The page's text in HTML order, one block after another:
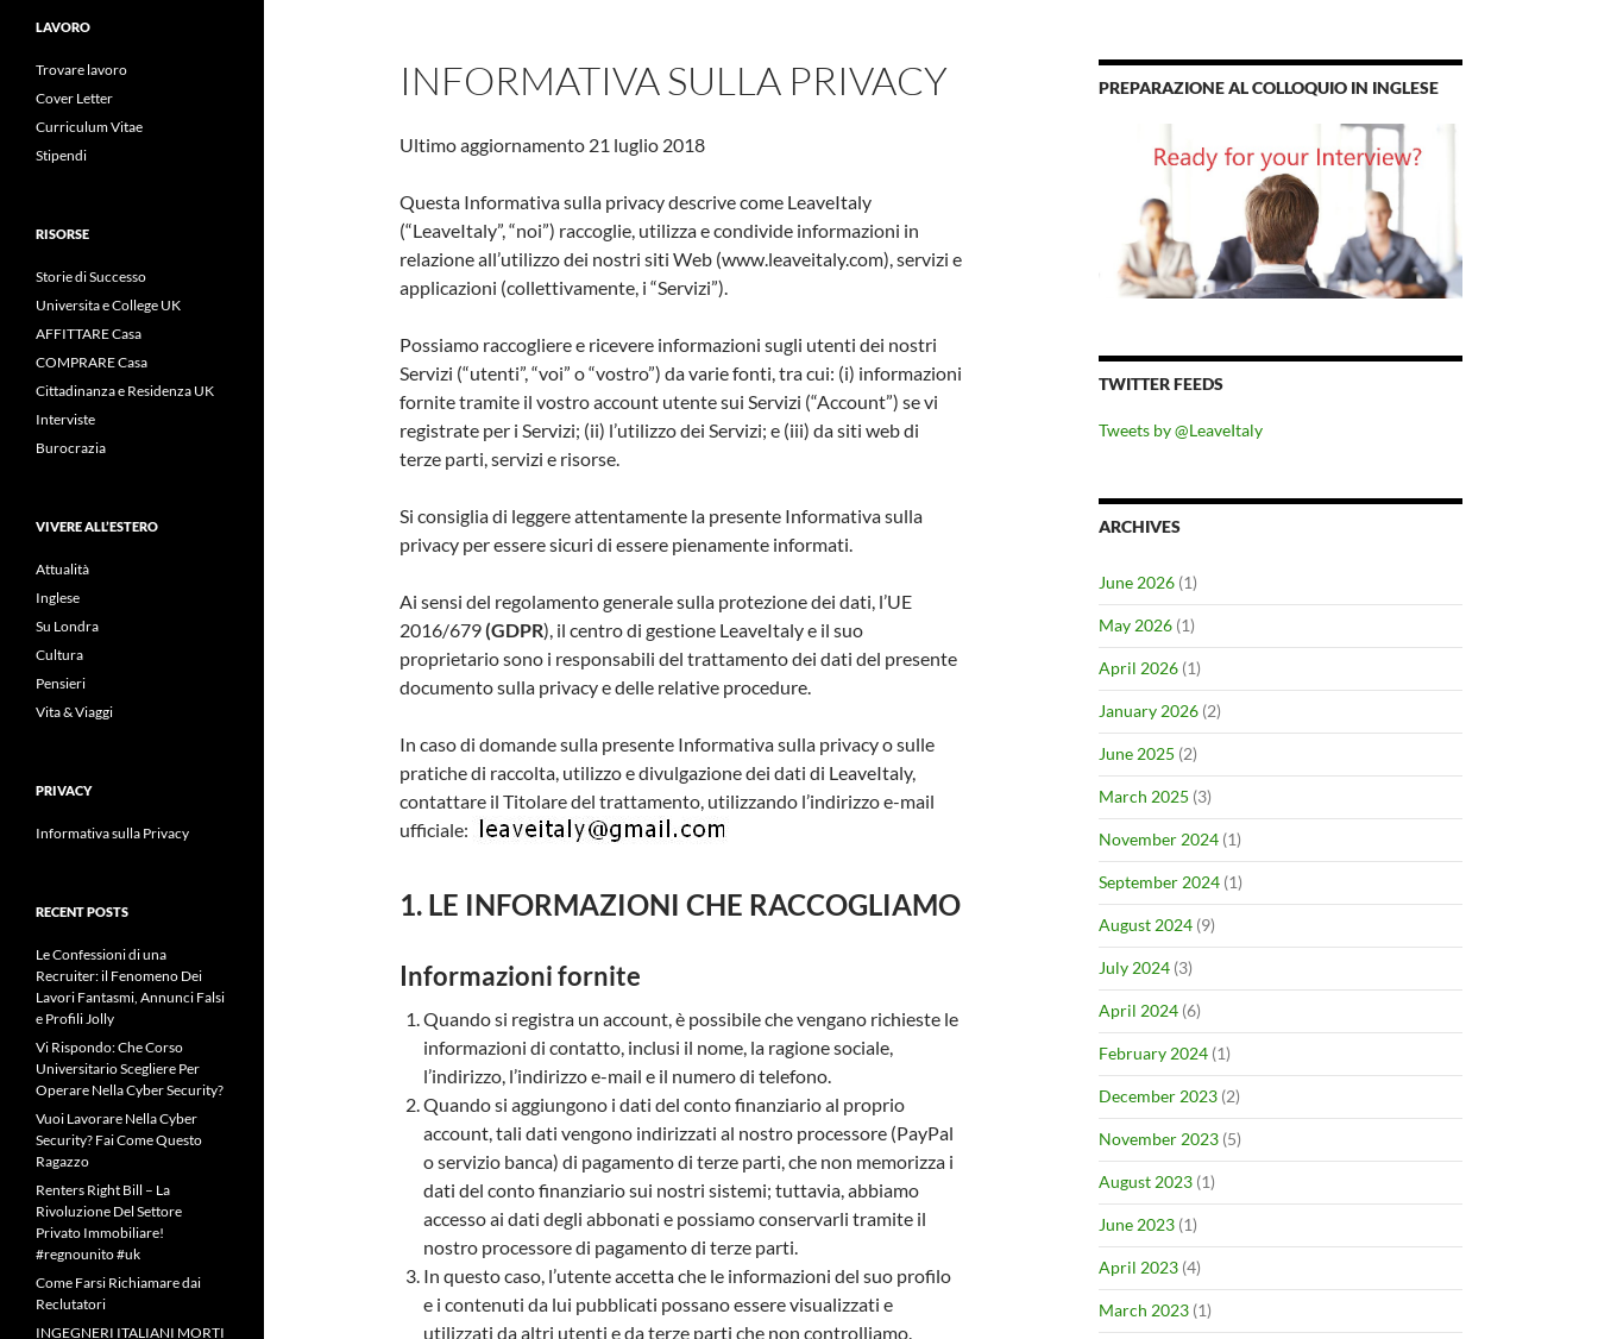
INFORMATIVA SULLA PRIVACY
Ultimo aggiornamento 21 luglio 2018
Questa Informativa sulla privacy descrive come LeaveItaly
(“LeaveItaly”, “noi”) raccoglie, utilizza e condivide informazioni in
relazione all’utilizzo dei nostri siti Web (www.leaveitaly.com), servizi e
applicazioni (collettivamente, i “Servizi”).
Possiamo raccogliere e ricevere informazioni sugli utenti dei nostri
Servizi (“utenti”, “voi” o “vostro”) da varie fonti, tra cui: (i) informazioni
fornite tramite il vostro account utente sui Servizi (“Account”) se vi
registrate per i Servizi; (ii) l’utilizzo dei Servizi; e (iii) da siti web di
terze parti, servizi e risorse.
Si consiglia di leggere attentamente la presente Informativa sulla
privacy per essere sicuri di essere pienamente informati.
Ai sensi del regolamento generale sulla protezione dei dati, l’UE
2016/679(GDPR), il centro di gestione LeaveItaly e il suo
proprietario sono i responsabili del trattamento dei dati del presente
documento sulla privacy e delle relative procedure.
In caso di domande sulla presente Informativa sulla privacy o sulle
pratiche di raccolta, utilizzo e divulgazione dei dati di LeaveItaly,
contattare il Titolare del trattamento, utilizzando l’indirizzo e-mail
ufficiale:
1. LE INFORMAZIONI CHE RACCOGLIAMO
Informazioni fornite
Quando si registra un account, è possibile che vengano richieste le
informazioni di contatto, inclusi il nome, la ragione sociale,
l’indirizzo, l’indirizzo e-mail e il numero di telefono.
Quando si aggiungono i dati del conto finanziario al proprio
account, tali dati vengono indirizzati al nostro processore (PayPal
o servizio banca) di pagamento di terze parti, che non memorizza i
dati del conto finanziario sui nostri sistemi; tuttavia, abbiamo
accesso ai dati degli abbonati e possiamo conservarli tramite il
nostro processore di pagamento di terze parti.
In questo caso, l’utente accetta che le informazioni del suo profilo
e i contenuti da lui pubblicati possano essere visualizzati e
utilizzati da altri utenti e da terze parti che non controlliamo.
PREPARAZIONE AL COLLOQUIO IN INGLESE
TWITTER FEEDS
Tweets by @LeaveItaly
ARCHIVES
June 2026 (1)
May 2026 (1)
April 2026 (1)
January 2026 (2)
June 2025 (2)
March 2025 (3)
November 2024 (1)
September 2024 (1)
August 2024 (9)
July 2024 (3)
April 2024 (6)
February 2024 (1)
December 2023 (2)
November 2023 (5)
August 2023 (1)
June 2023 (1)
April 2023 (4)
March 2023 (1)
LAVORO
Trovare lavoro
Cover Letter
Curriculum Vitae
Stipendi
RISORSE
Storie di Successo
Universita e College UK
AFFITTARE Casa
COMPRARE Casa
Cittadinanza e Residenza UK
Interviste
Burocrazia
VIVERE ALL’ESTERO
Attualità
Inglese
Su Londra
Cultura
Pensieri
Vita & Viaggi
PRIVACY
Informativa sulla Privacy
RECENT POSTS
Le Confessioni di una
Recruiter: il Fenomeno Dei
Lavori Fantasmi, Annunci Falsi
e Profili Jolly
Vi Rispondo: Che Corso
Universitario Scegliere Per
Operare Nella Cyber Security?
Vuoi Lavorare Nella Cyber
Security? Fai Come Questo
Ragazzo
Renters Right Bill – La
Rivoluzione Del Settore
Privato Immobiliare!
#regnounito #uk
Come Farsi Richiamare dai
Reclutatori
INGEGNERI ITALIANI MORTI